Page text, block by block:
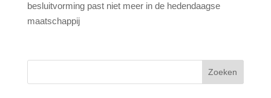
besluitvorming past niet meer in de hedendaagse
maatschappij
Zoeken